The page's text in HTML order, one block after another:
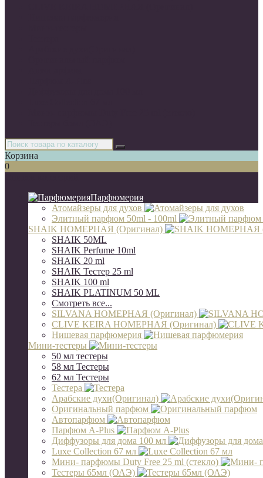
Корзина
0
Парфюмерия
Атомайзеры для духов
Элитный парфюм 50ml - 100ml
SHAIK НОМЕРНАЯ (Оригинал)
SHAIK 50ML
SHAIK Perfume 10ml
SHAIK 20 ml
SHAIK Тестер 25 ml
SHAIK 100 ml
SHAIK PLATINUM 50 ML
Смотреть все...
SILVANA НОМЕРНАЯ (Оригинал)
CLIVE KEIRA НОМЕРНАЯ (Оригинал)
Нишевая парфюмерия
Мини-тестеры
50 мл тестеры
58 мл Тестеры
62 мл Тестеры
Тестера
Арабские духи(Оригинал)
Оригинальный парфюм
Автопарфюм
Парфюм A-Plus
Диффузоры для дома 100 мл
Luxe Collection 67 мл
Мини- парфюмы Duty Free 25 ml (стекло)
Тестеры 65мл (ОАЭ)